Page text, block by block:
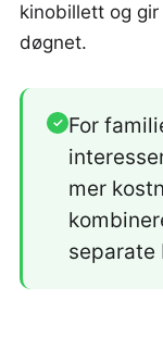
kinobillett og
døgnet.
✓ For
mer
separate